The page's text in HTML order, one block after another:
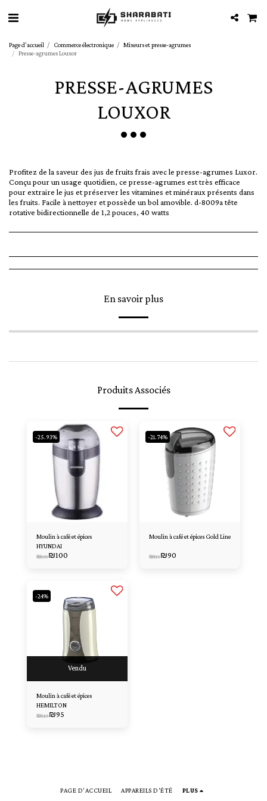
Page d'accueil Commerce électronique
Mixeurs et presse-agrumes
Presse-agrumes Louxor
PRESSE-AGRUMES
LOUXOR
Profitez de la saveur des jus de fruits frais avec le presse-agrumes Luxor.
Conçu pour un usage quotidien, ce presse-agrumes est très efficace
pour extraire le jus et préserver les vitamines et minéraux présents dans
les fruits. Facile à nettoyer et possède un bol amovible. d-8009a tête
rotative bidirectionnelle de 1,2 pouces, 40 watts
En savoir plus
Produits Associés
-25.93%
Moulin à café et épices
HYUNDAI
₪135₪100
-21.74%
Moulin à café et épices Gold Line
₪115₪90
Vendu
-24%
Moulin à café et épices
HEMILTON
₪125₪95
PAGE D'ACCUEIL APPAREILS D'ÉTÉ PLUS